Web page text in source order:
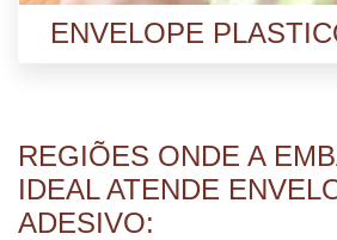
ENVELOPE
REGIÕES ONDE A
IDEAL ATENDE
ADESIVO: